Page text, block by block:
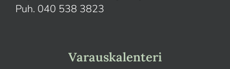
Puh. 040 538 3823
Varauskalenteri